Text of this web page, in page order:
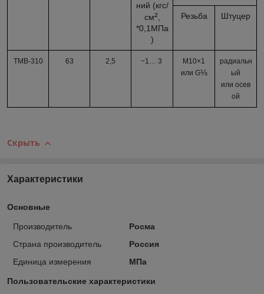
ний (кгс/
см²,
*0,1МПа
)
Резьба Штуцер
ТМВ-310 63 2,5 −1… 3
М10×1
или G⅛
радиальн
ый
или осев
ой
Скрыть
Характеристики
Основные
Производитель
Росма
Страна производитель
Россия
Единица измерения
МПа
Пользовательские характеристики